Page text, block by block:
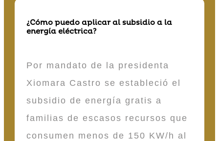
¿Cómo puedo aplicar al subsidio a la
energía eléctrica?
Por mandato de la presidenta
Xiomara Castro se estableció el
subsidio de energía gratis a
familias de escasos recursos que
consumen menos de 150 KW/h al